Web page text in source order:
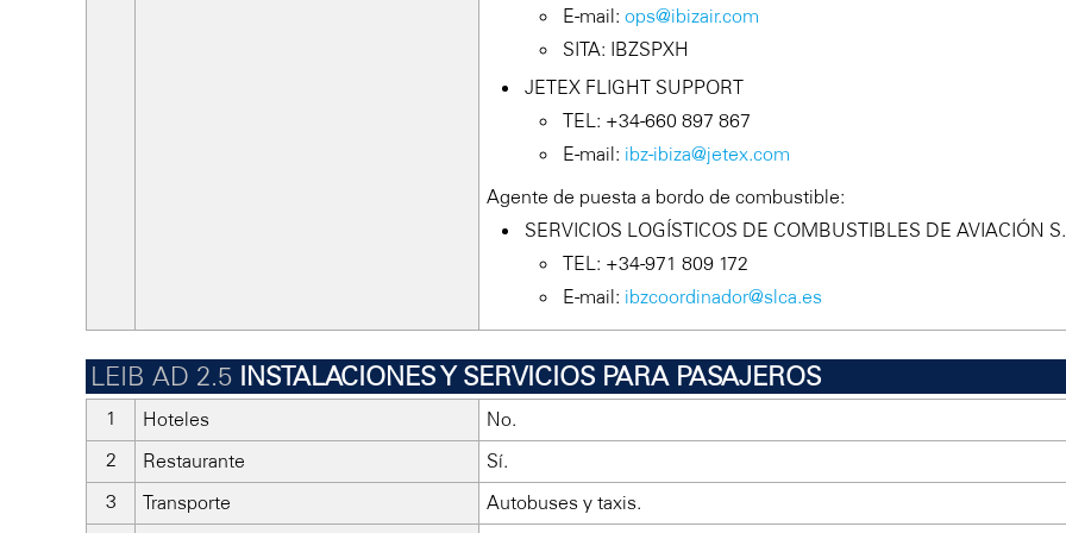
E-mail: ops@ibizair.com
SITA: IBZSPXH
JETEX FLIGHT SUPPORT
TEL: +34-660 897 867
E-mail: ibz-ibiza@jetex.com
Agente de puesta a bordo de combustible:
SERVICIOS LOGÍSTICOS DE COMBUSTIBLES DE AVIACIÓN
TEL: +34-971 809 172
E-mail: ibzcoordinador@slca.es
INSTALACIONES Y SERVICIOS PARA PASAJEROS
Hoteles
No.
Restaurante
Sí.
Transporte
Autobuses y taxis.